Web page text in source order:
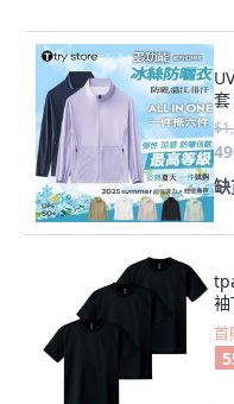
49
袖
首